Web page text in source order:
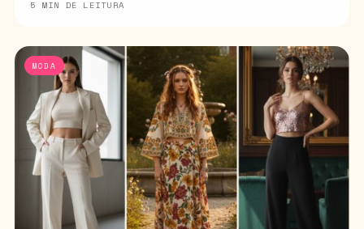
5 MIN DE LEITURA
MODA